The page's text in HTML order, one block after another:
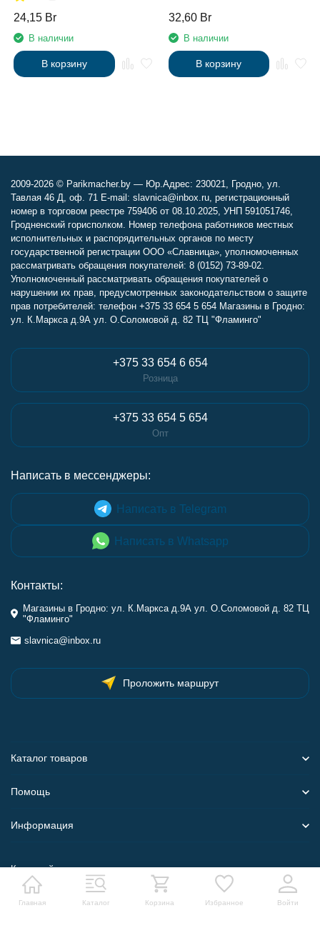
24,15 Br
В наличии
В корзину
32,60 Br
В наличии
В корзину
Главная Каталог Корзина Избранное Войти
2009-2026 © Parikmacher.by — Юр.Адрес: 230021, Гродно, ул.
Тавлая 46 Д, оф. 71 E-mail: slavnica@inbox.ru, регистрационный
номер в торговом реестре 759406 от 08.10.2025, УНП 591051746,
Гродненский горисполком. Номер телефона работников местных
исполнительных и распорядительных органов по месту
государственной регистрации ООО «Славница», уполномоченных
рассматривать обращения покупателей: 8 (0152) 73-89-02.
Уполномоченный рассматривать обращения покупателей о
нарушении их прав, предусмотренных законодательством о защите
прав потребителей: телефон +375 33 654 5 654 Магазины в Гродно:
ул. К.Маркса д.9А ул. О.Соломовой д. 82 ТЦ "Фламинго"
+375 33 654 6 654
Розница
+375 33 654 5 654
Опт
Написать в мессенджеры:
Написать в Telegram
Написать в Whatsapp
Контакты:
Магазины в Гродно: ул. К.Маркса д.9А ул. О.Соломовой д. 82 ТЦ
"Фламинго"
slavnica@inbox.ru
Проложить маршрут
Каталог товаров
Помощь
Информация
Карта сайта